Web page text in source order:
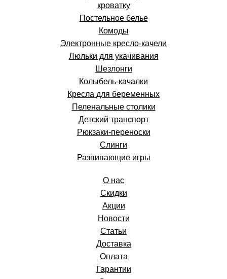
кроватку
Постельное белье
Комоды
Электронные кресло-качели
Люльки для укачивания
Шезлонги
Колыбель-качалки
Кресла для беременных
Пеленальные столики
Детский транспорт
Рюкзаки-переноски
Слинги
Развивающие игры
О нас
Скидки
Акции
Новости
Статьи
Доставка
Оплата
Гарантии